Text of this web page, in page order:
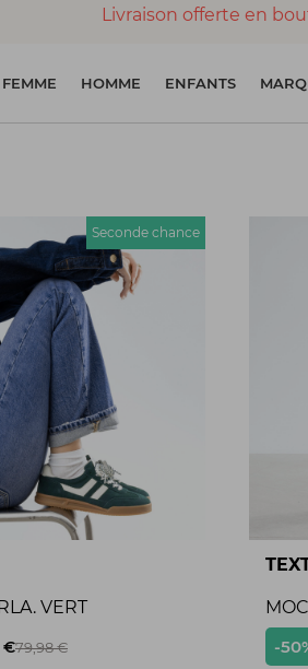
Livraison offerte en
FEMME HOMME ENFANTS
Seconde chance
VERT
€79,98 €
-